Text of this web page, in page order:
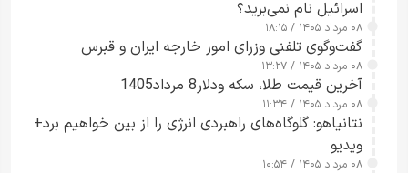
اسرائیل نام نمی‌برید؟
۰۸ مرداد ۱۴۰۵ / ۱۸:۱۵
گفت‌وگوی تلفنی وزرای امور خارجه ایران و قبرس
۰۸ مرداد ۱۴۰۵ / ۱۳:۲۷
آخرین قیمت طلا، سکه ودلار8 مرداد1405
۰۸ مرداد ۱۴۰۵ / ۱۱:۳۴
نتانیاهو: گلوگاه‌های راهبردی انرژی را از بین خواهیم برد+
ویدیو
۰۸ مرداد ۱۴۰۵ / ۱۰:۵۴